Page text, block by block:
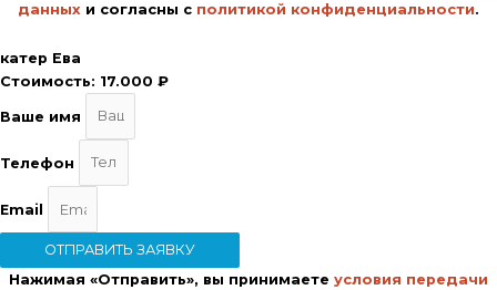
данных и согласны с политикой конфиденциальности.
катер Ева
Стоимость: 17.000 ₽
Ваше имя
Телефон
Email
ОТПРАВИТЬ ЗАЯВКУ
Нажимая «Отправить», вы принимаете условия передачи